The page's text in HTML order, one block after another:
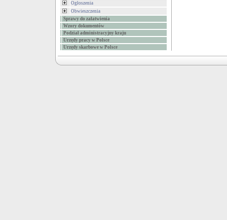
Ogłoszenia
Obwieszczenia
Sprawy do załatwienia
Wzory dokumentów
Podział administracyjny kraju
Urzędy pracy w Polsce
Urzędy skarbowe w Polsce